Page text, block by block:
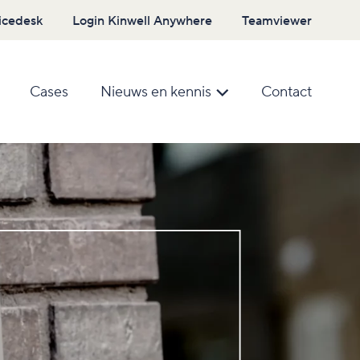
Login Kinwell Anywhere Teamviewer
Cases Nieuws en kennis Contact